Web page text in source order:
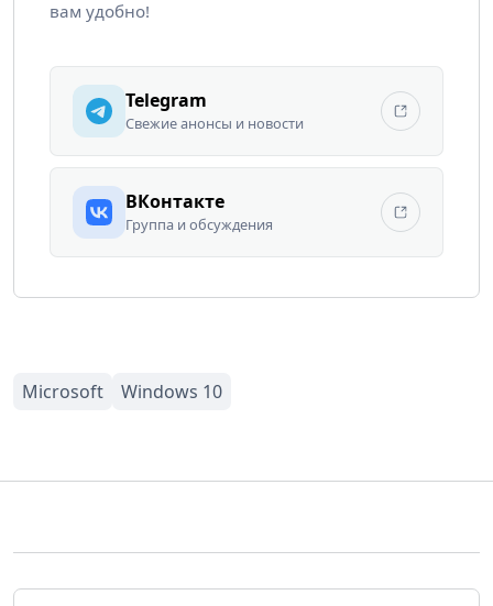
вам удобно!
Telegram
Свежие анонсы и новости
ВКонтакте
Группа и обсуждения